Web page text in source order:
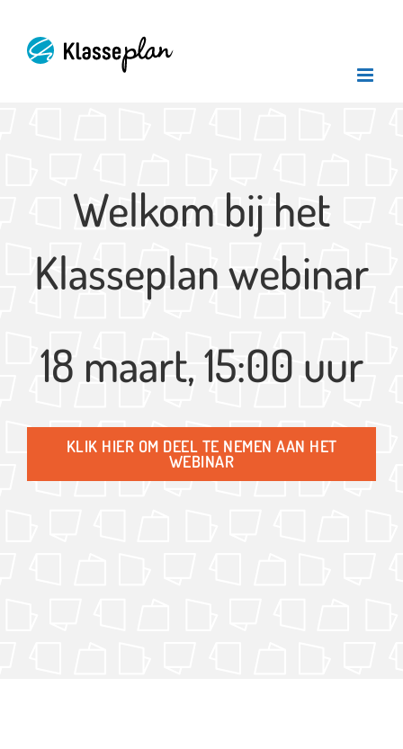
inhoud
Welkom bij het
Klasseplan webinar
18 maart, 15:00 uur
KLIK HIER OM DEEL TE NEMEN AAN HET
WEBINAR